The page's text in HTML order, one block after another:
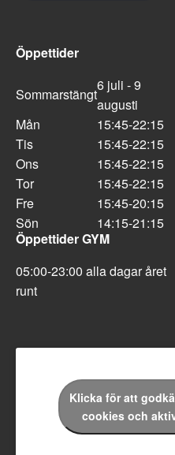
Öppettider
Sommarstängt
6 juli - 9
augusti
Mån
15:45-22:15
Tis
15:45-22:15
Ons
15:45-22:15
Tor
15:45-22:15
Fre
15:45-20:15
Sön
14:15-21:15
Öppettider GYM
05:00-23:00 alla dagar året
runt
Klicka för att
cookies och